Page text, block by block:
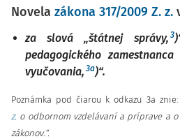
Novela zákona 317/2009 Z. z.
za slová „štátnej správy, 3
pedagogického
vyučovania, 3a)“.
Poznámka pod čiarou k odkazu 3a znie:
z. o odbornom vzdelávaní a príprave a
zákonov.“.